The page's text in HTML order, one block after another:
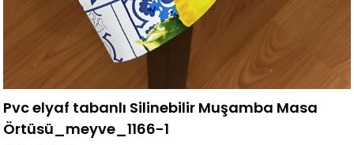
Pvc elyaf tabanlı Silinebilir Muşamba Masa
Örtüsü_meyve_1166-1